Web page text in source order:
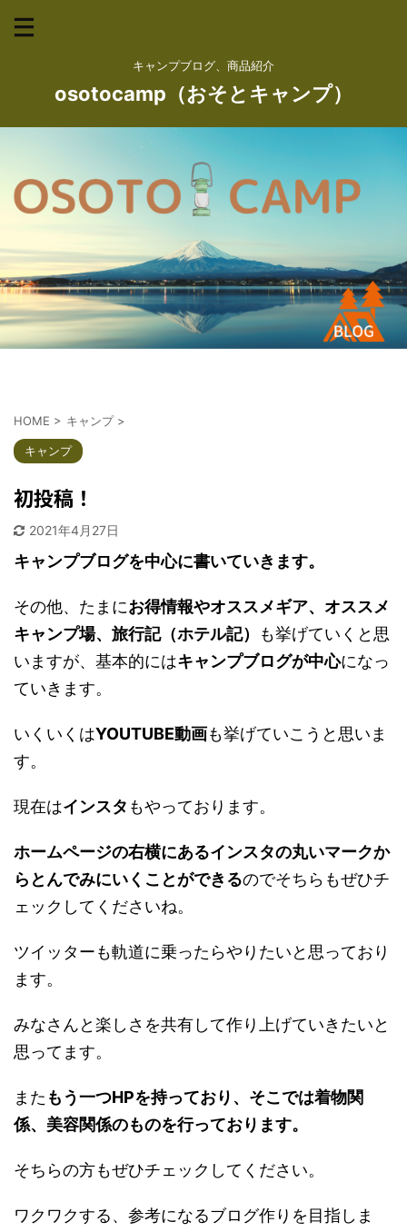
キャンプブログ、商品紹介
osotocamp（おそとキャンプ）
HOME > キャンプ >
キャンプ
初投稿！
2021年4月27日
キャンプブログを中心に書いていきます。
その他、たまにお得情報やオススメギア、オススメ
キャンプ場、旅行記（ホテル記）
も挙げていくと思
いますが、基本的にはキャンプブログが中心になっ
ていきます。
いくいくはYOUTUBE動画も挙げていこうと思いま
す。
現在はインスタ もやっております。
ホームページの右横にあるインスタの丸いマークか
らとんでみにいくことができるのでそちらもぜひチ
ェックしてくださいね。
ツイッターも軌道に乗ったらやりたいと思っており
ます。
みなさんと楽しさを共有して作り上げていきたいと
思ってます。
また もう一つHPを持っており、そこでは着物関
係、美容関係のものを行っております。
そちらの方もぜひチェックしてください。
ワクワクする、参考になるブログ作りを目指しま